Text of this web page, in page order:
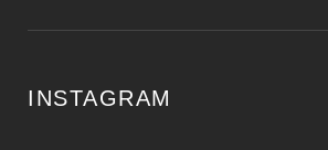
INSTAGRAM